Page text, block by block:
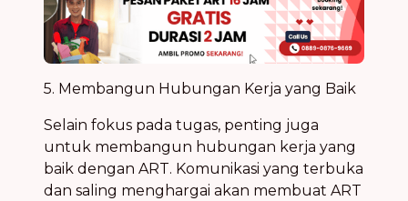
5. Membangun Hubungan Kerja yang Baik
Selain fokus pada tugas, penting juga
untuk membangun hubungan kerja yang
baik dengan ART. Komunikasi yang terbuka
dan saling menghargai akan membuat ART